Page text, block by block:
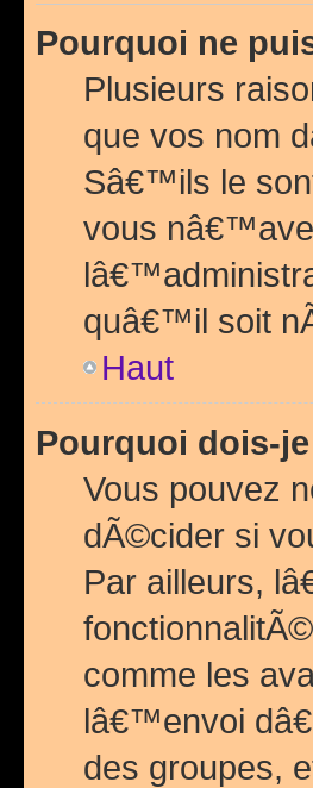
Pourquoi ne
Plusieurs
que vos nom
Sâ€™ils le
vous
quâ€™il soit
Haut
Pourquoi dois-
Vous pouvez
dÃ©cider si
Par ailleurs,
comme les
lâ€™envoi
des groupes,